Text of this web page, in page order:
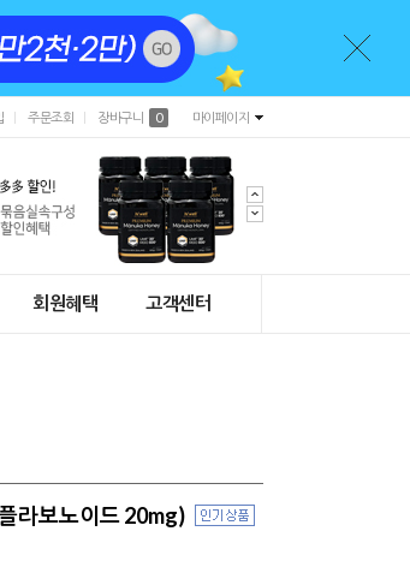
주문조회 장바구니 0 마이페이지
회원혜택 고객센터
라보노이드 20mg)